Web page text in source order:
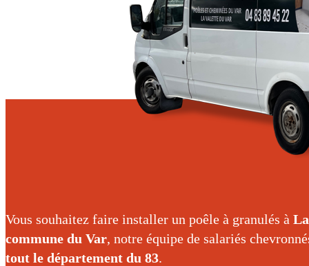
Vous souhaitez faire installer un poêle à granulés à
commune du Var, notre équipe de salariés
tout le département du 83.